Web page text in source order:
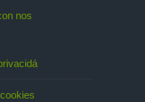
nos